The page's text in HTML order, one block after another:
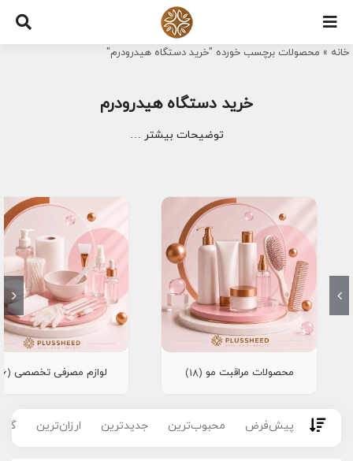
Skip
content
خانه » محصولات برچسب خورده "خرید دستگاه هیدرودرم"
خرید دستگاه هیدرودرم
توضیحات بیشتر …
محصولات مراقبت مو (18) لوازم مصرفی تخصصی (16)
پیش‌فرض محبوب‌ترین جدیدترین ارزان‌ترین